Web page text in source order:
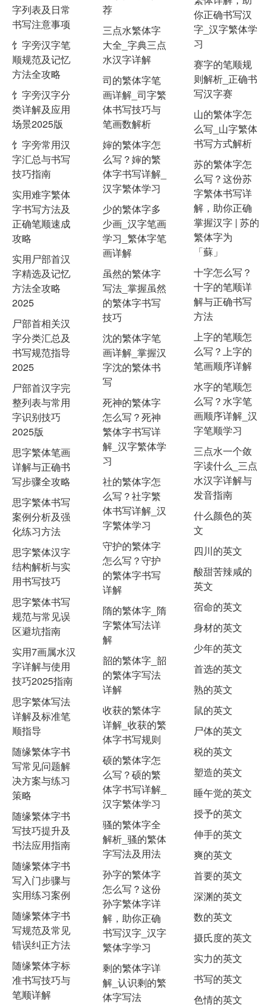
字列表及日常
书写注意事项
饣字旁汉字笔
顺规范及记忆
方法全攻略
饣字旁汉字分
类详解及应用
场景2025版
饣字旁常用汉
字汇总与书写
技巧指南
实用难字繁体
字书写方法及
正确笔顺速成
攻略
实用尸部首汉
字精选及记忆
方法全攻略
2025
尸部首相关汉
字分类汇总及
书写规范指导
2025
尸部首汉字完
整列表与常用
字识别技巧
2025版
思字繁体笔画
详解与正确书
写步骤全攻略
思字繁体书写
案例分析及强
化练习方法
思字繁体汉字
结构解析与实
用书写技巧
思字繁体书写
规范与常见误
区避坑指南
实用7画属水汉
字详解与使用
技巧2025指南
思字繁体写法
详解及标准笔
顺指导
随缘繁体字书
写常见问题解
决方案与练习
策略
随缘繁体字书
写技巧提升及
书法应用指南
随缘繁体字书
写入门步骤与
实用练习案例
随缘繁体字书
写规范及常见
错误纠正方法
随缘繁体字标
准书写技巧与
笔顺详解
荐
三点水繁体字
大全_字典三点
水汉字详解
司的繁体字笔
画详解_司字繁
体书写技巧与
笔画数解析
婶的繁体字怎
么写？婶的繁
体字书写详解_
汉字繁体学习
少的繁体字多
少画_汉字笔画
学习_繁体字笔
画详解
虽然的繁体字
写法_掌握虽然
的繁体字书写
技巧
沈的繁体字笔
画详解_掌握汉
字沈的繁体书
写
死神的繁体字
怎么写？死神
繁体字书写详
解_汉字繁体学
习
社的繁体字怎
么写？社字繁
体书写详解_汉
字繁体学习
守护的繁体字
怎么写？守护
的繁体字书写
详解
隋的繁体字_隋
字繁体写法详
解
韶的繁体字_韶
的繁体字写法
详解
收获的繁体字
详解_收获的繁
体字书写规则
硕的繁体字怎
么写？硕的繁
体字书写详解_
汉字繁体学习
骚的繁体字全
解析_骚的繁体
字写法及用法
孙字的繁体字
怎么写？这份
孙字繁体字详
解，助你正确
书写汉字_汉字
繁体字学习
剩的繁体字详
解_认识剩的繁
体字写法
你正确书写汉
字_汉字繁体学
习
赛字的笔顺规
则解析_正确书
写汉字赛
山的繁体字怎
么写_山字繁体
书写方式解析
苏的繁体字怎
么写？这份苏
字繁体书写详
解，助你正确
掌握汉字 | 苏的
繁体字为
「蘇」
十字怎么写？
十字的笔顺详
解与正确书写
方法
上字的笔顺怎
么写？上字的
笔画顺序详解
水字的笔顺怎
么写？水字笔
画顺序详解_汉
字笔顺学习
三点水一个敛
字读什么_三点
水汉字详解与
发音指南
什么颜色的英
文
四川的英文
酸甜苦辣咸的
英文
宿命的英文
身材的英文
少年的英文
首选的英文
熟的英文
鼠的英文
尸体的英文
税的英文
塑造的英文
睡午觉的英文
授予的英文
伸手的英文
爽的英文
首要的英文
深渊的英文
数的英文
摄氏度的英文
实力的英文
书写的英文
色情的英文